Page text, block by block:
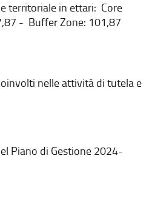
territoriale in ettari: Core
- Buffer Zone: 101,87
nelle attività di tutela e
Piano di Gestione 2024-